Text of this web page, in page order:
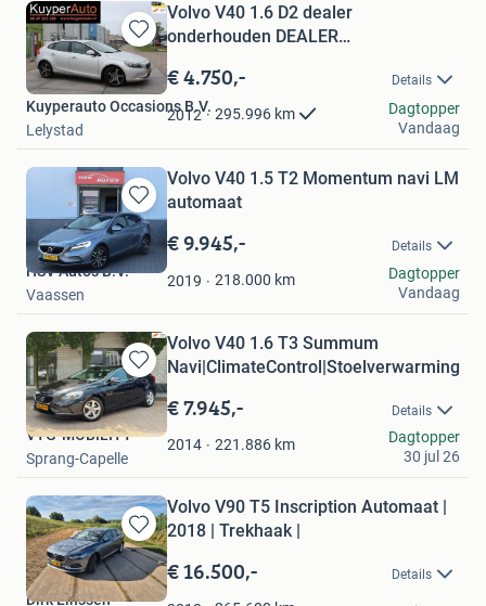
Bewaren
in
Mijn
Favorieten
Volvo V40 1.6 D2 dealer
onderhouden DEALER
€ 4.750,- Details
2012 295.996 km
Kuyperauto Occasions B.V.
Lelystad
Dagtopper
Vandaag
Bewaren
in
Mijn
Favorieten
Volvo V40 1.5 T2 Momentum navi LM
automaat
€ 9.945,- Details
2019 218.000 km
HSV Auto's B.V.
Vaassen
Dagtopper
Vandaag
Bewaren
in
Mijn
Favorieten
Volvo V40 1.6 T3 Summum
Navi|ClimateControl|Stoelverwarming|
€ 7.945,- Details
2014 221.886 km
VTG-MOBILITY
Sprang-Capelle
Dagtopper
30 jul 26
Bewaren
in
Mijn
Volvo V90 T5 Inscription Automaat |
2018 | Trekhaak |
€ 16.500,- Details
Dirk Linssen